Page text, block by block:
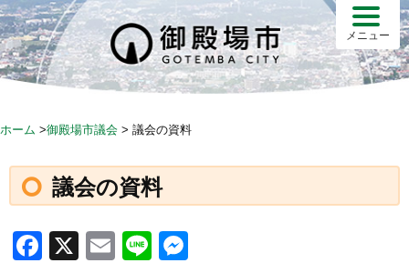
メニュー
ホーム >御殿場市議会 > 議会の資料
議会の資料
F
X
E
Li